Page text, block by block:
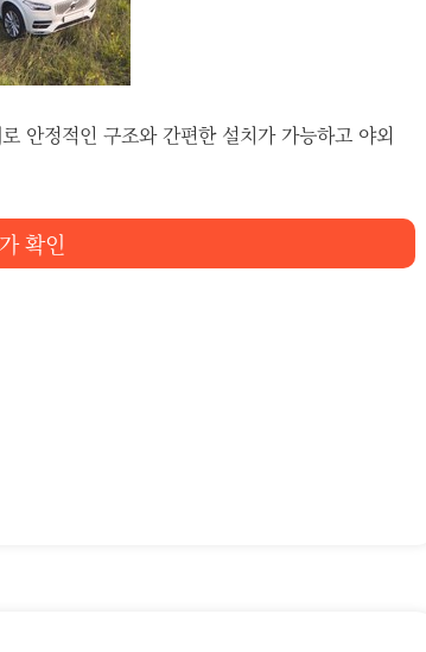
안정적인 구조와 간편한 설치가 가능하고 야외
확인